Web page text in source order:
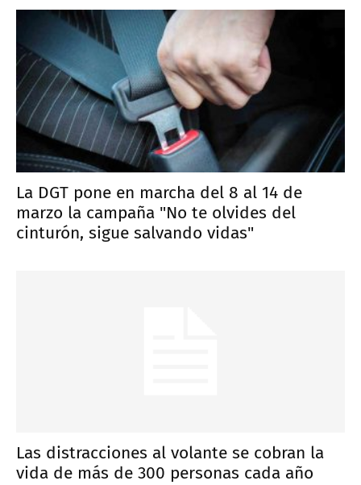
La DGT pone en marcha del 8 al 14 de
marzo la campaña "No te olvides del
cinturón, sigue salvando vidas"
Las distracciones al volante se cobran la
vida de más de 300 personas cada año